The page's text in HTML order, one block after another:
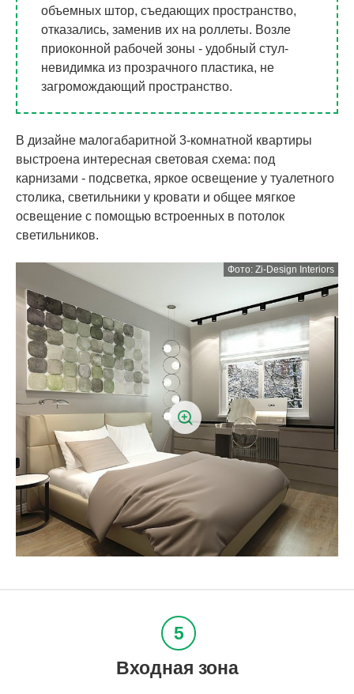
объемных штор, съедающих пространство,
отказались, заменив их на роллеты. Возле
приоконной рабочей зоны - удобный стул-
невидимка из прозрачного пластика, не
загромождающий пространство.
В дизайне малогабаритной 3-комнатной квартиры
выстроена интересная световая схема: под
карнизами - подсветка, яркое освещение у туалетного
столика, светильники у кровати и общее мягкое
освещение с помощью встроенных в потолок
светильников.
Входная зона